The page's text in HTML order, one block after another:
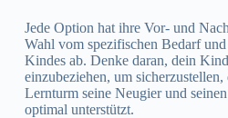
Jede Option hat ihre Vor- und
Wahl vom spezifischen Bedarf
Kindes ab. Denke daran, dein
einzubeziehen, um sicherzustellen,
Lernturm seine Neugier und
optimal unterstützt.